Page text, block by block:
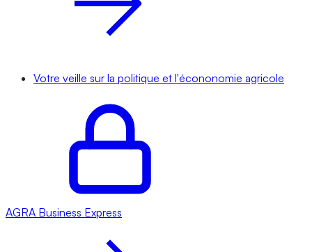
Votre veille sur la politique et l'écononomie agricole
AGRA Business Express